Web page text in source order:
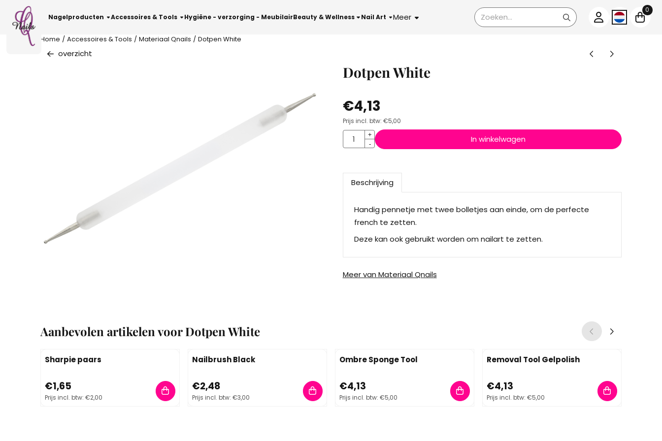
Cookievoorkeuren zijn beschikbaar. Kies instellingen of sta alle cookies toe.
Nagelproducten Accessoires & Tools Hygiëne - verzorging - MeubilairBeauty & Wellness Nail Art Meer Zoeken 0
Home / Accessoires & Tools / Materiaal Qnails / Dotpen White
overzicht
Dotpen White
€4,13
Prijs incl. btw: €5,00
Aantal
+
-
In winkelwagen
Beschrijving
Handig pennetje met twee bolletjes aan einde, om de perfecte
french te zetten.
Deze kan ook gebruikt worden om nailart te zetten.
Meer van Materiaal Qnails
Aanbevolen artikelen voorDotpen White
Sharpie paars
Prijs: 1,65, inclusief btw: 2,00
€1,65
Prijs incl. btw: €2,00
Nailbrush Black
Prijs: 2,48, inclusief btw: 3,00
€2,48
Prijs incl. btw: €3,00
Ombre Sponge Tool
Prijs: 4,13, inclusief btw: 5,00
€4,13
Prijs incl. btw: €5,00
Removal Tool Gelpolish
Prijs: 4,13, inclusief btw: 5,00
€4,13
Prijs incl. btw: €5,00